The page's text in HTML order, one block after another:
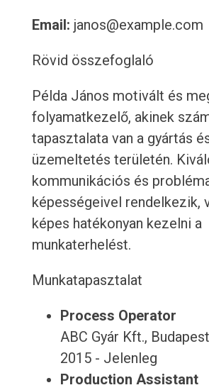
Email: janos@example.com
Rövid összefoglaló
Példa János motivált és
folyamatkezelő, akinek
tapasztalata van a gyártás
üzemeltetés területén.
kommunikációs és
képességeivel rendelkezik,
képes hatékonyan kezelni a
munkaterhelést.
Munkatapasztalat
Process Operator
ABC Gyár Kft., Budapest
2015 - Jelenleg
Production Assistant